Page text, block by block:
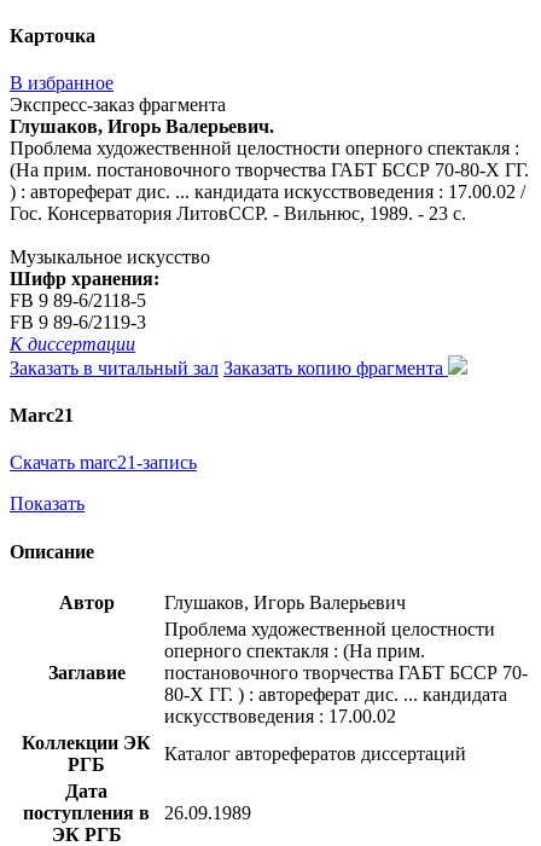
Карточка
В избранное
Экспресс-заказ фрагмента
Глушаков, Игорь Валерьевич.
Проблема художественной целостности оперного спектакля :
(На прим. постановочного творчества ГАБТ БССР 70-80-Х ГГ.
) : автореферат дис. ... кандидата искусствоведения : 17.00.02 /
Гос. Консерватория ЛитовССР. - Вильнюс, 1989. - 23 с.
Музыкальное искусство
Шифр хранения:
FB 9 89-6/2118-5
FB 9 89-6/2119-3
К диссертации
Заказать в читальный зал Заказать копию фрагмента
Marc21
Скачать marc21-запись
Показать
Описание
Автор Глушаков, Игорь Валерьевич
Заглавие
Проблема художественной целостности
оперного спектакля : (На прим.
постановочного творчества ГАБТ БССР 70-
80-Х ГГ. ) : автореферат дис. ... кандидата
искусствоведения : 17.00.02
Коллекции ЭК
РГБ
Каталог авторефератов диссертаций
Дата
поступления в
ЭК РГБ
26.09.1989